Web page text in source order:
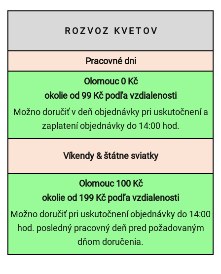
R O Z V O Z K V E T O V
Pracovné dni
Olomouc 0 Kč
okolie od 99 Kč podľa vzdialenosti
Možno doručiť v deň objednávky pri uskutočnení a
zaplatení objednávky do 14:00 hod.
Víkendy & štátne sviatky
Olomouc 100 Kč
okolie od 199 Kč podľa vzdialenosti
Možno doručiť pri uskutočnení objednávky do 14:00
hod. posledný pracovný deň pred požadovaným
dňom doručenia.